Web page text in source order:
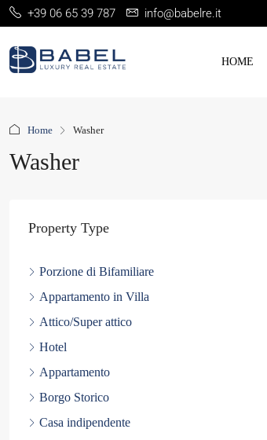
+39 06 65 39 787 info@babelre.it
HOME
Home Washer
Washer
Property Type
Porzione di Bifamiliare
Appartamento in Villa
Attico/Super attico
Hotel
Appartamento
Borgo Storico
Casa indipendente